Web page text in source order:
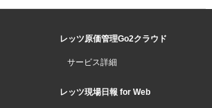
レッツ原価管理Go2クラウド
サービス詳細
レッツ現場日報 for Web